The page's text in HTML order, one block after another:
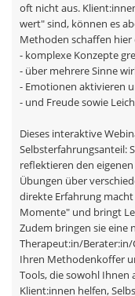
oft nicht aus.
wert" sind, können es
Methoden schaffen hier
- komplexe Konzepte
- über mehrere Sinne
- Emotionen aktivieren
- und Freude sowie
Dieses interaktive
Selbsterfahrungsanteil:
reflektieren den
Übungen über
direkte Erfahrung
Momente" und bringt
Zudem bringen sie eine
Therapeut:in/Berater:in/
Ihren Methodenkoffer
Tools, die sowohl Ihnen
Klient:innen helfen,